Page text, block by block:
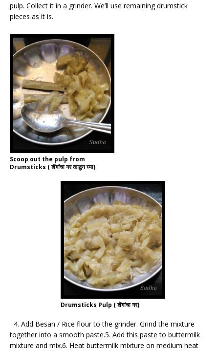
pulp. Collect it in a grinder. We’ll use remaining drumstick
pieces as it is.
Scoop out the pulp from
Drumsticks ( शेंगांचा गर काढून घ्या)
Drumsticks Pulp ( शेंगांचा गर)
4. Add Besan / Rice flour to the grinder. Grind the mixture
together into a smooth paste.5. Add this paste to buttermilk
mixture and mix.6. Heat buttermilk mixture on medium heat